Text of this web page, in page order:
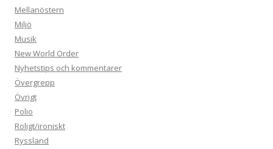
Mellanöstern
Miljö
Musik
New World Order
Nyhetstips och kommentarer
Övergrepp
Övrigt
Polio
Roligt/ironiskt
Ryssland